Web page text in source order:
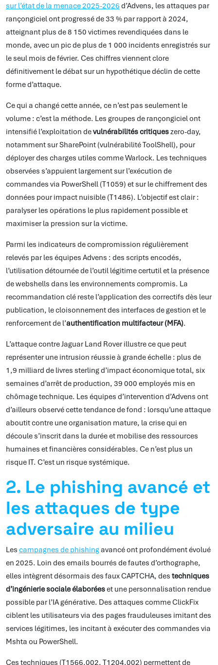
sur l’état de la menace 2025-2026 d’Advens, les attaques par
rançongiciel ont progressé de 33 % par rapport à 2024,
atteignant plus de 8 150 victimes revendiquées dans le
monde, avec un pic de plus de 1 000 incidents enregistrés sur
le seul mois de février. Ces chiffres viennent clore
définitivement le débat sur un hypothétique déclin de cette
forme d’attaque.
Ce qui a changé cette année, ce n’est pas seulement le
volume : c’est la méthode. Les groupes de rançongiciel ont
intensifié l’exploitation devulnérabilités critiqueszero-day,
notamment sur SharePoint (vulnérabilité ToolShell), pour
déployer des charges utiles comme Warlock. Les techniques
observées s’appuient largement sur l’exécution de
commandes via PowerShell (T1059) et sur le chiffrement des
données pour impact nuisible (T1486). L’objectif est clair :
paralyser les opérations le plus rapidement possible et
maximiser la pression sur la victime.
Parmi les indicateurs de compromission régulièrement
relevés par les équipes Advens : des scripts encodés,
l’utilisation détournée de l’outil légitime certutil et la présence
de webshells dans les environnements compromis. La
recommandation clé reste l’application des correctifs dès leur
publication, le cloisonnement des interfaces de gestion et le
renforcement de l’authentification multifacteur (MFA).
L’attaque contre Jaguar Land Rover illustre ce que peut
représenter une intrusion réussie à grande échelle : plus de
1,9 milliard de livres sterling d’impact économique total, six
semaines d’arrêt de production, 39 000 employés mis en
chômage technique. Les équipes d’intervention d’Advens ont
d’ailleurs observé cette tendance de fond : lorsqu’une attaque
aboutit contre une organisation mature, la crise qui en
découle s’inscrit dans la durée et mobilise des ressources
humaines et financières considérables. Ce n’est plus un
risque IT. C’est un risque systémique.
2. Le phishing avancé et
les attaques de type
adversaire au milieu
Les campagnes de phishingavancé ont profondément évolué
en 2025. Loin des emails bourrés de fautes d’orthographe,
elles intègrent désormais des faux CAPTCHA, des techniques
d’ingénierie sociale élaboréeset une personnalisation rendue
possible par l’IA générative. Des attaques comme ClickFix
ciblent les utilisateurs via des pages frauduleuses imitant des
services légitimes, les incitant à exécuter des commandes via
Mshta ou PowerShell.
Ces techniques (T1566.002, T1204.002) permettent de